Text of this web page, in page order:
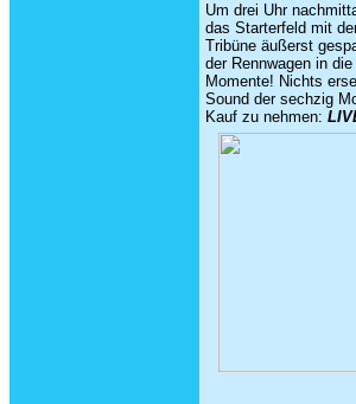
Um drei Uhr
das Starterfeld mit
Tribüne äußerst
der Rennwagen in
Momente! Nichts
Sound der sechzig
Kauf zu nehmen: